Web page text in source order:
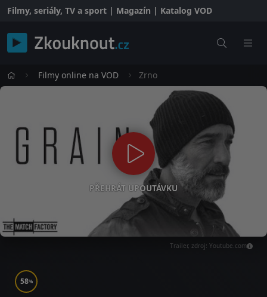
Filmy, seriály, TV a sport | Magazín | Katalog VOD
Filmy online na VOD Zrno
PŘEHRÁT UPOUTÁVKU
Trailer, zdroj: Youtube.com
58%